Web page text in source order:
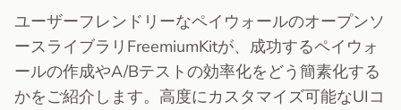
ユーザーフレンドリーなペイウォールのオープンソ
ースライブラリFreemiumKitが、成功するペイウォ
ールの作成やA/Bテストの効率化をどう簡素化する
かをご紹介します。高度にカスタマイズ可能なUIコ